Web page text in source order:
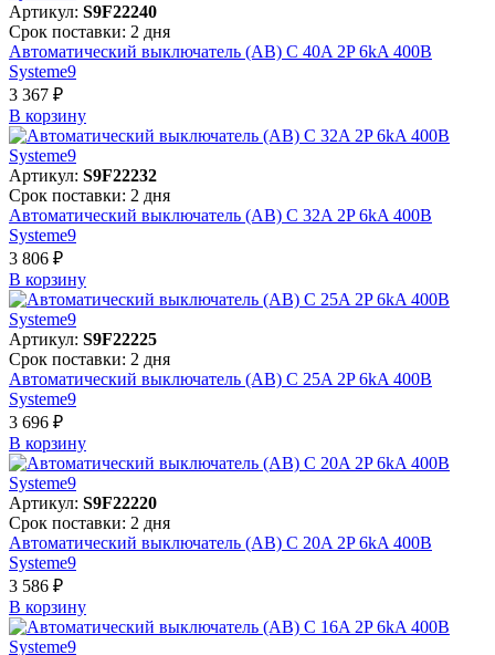
Артикул: S9F22240
Срок поставки: 2 дня
Автоматический выключатель (АВ) C 40A 2P 6kA 400В
Systeme9
3 367 ₽
В корзинy
Артикул: S9F22232
Срок поставки: 2 дня
Автоматический выключатель (АВ) C 32A 2P 6kA 400В
Systeme9
3 806 ₽
В корзинy
Артикул: S9F22225
Срок поставки: 2 дня
Автоматический выключатель (АВ) C 25A 2P 6kA 400В
Systeme9
3 696 ₽
В корзинy
Артикул: S9F22220
Срок поставки: 2 дня
Автоматический выключатель (АВ) C 20A 2P 6kA 400В
Systeme9
3 586 ₽
В корзинy